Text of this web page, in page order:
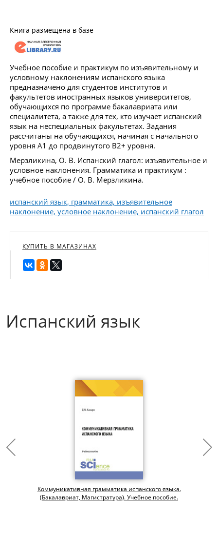
Книга размещена в базе
Учебное пособие и практикум по изъявительному и
условному наклонениям испанского языка
предназначено для студентов институтов и
факультетов иностранных языков университетов,
обучающихся по программе бакалавриата или
специалитета, а также для тех, кто изучает испанский
язык на неспециальных факультетах. Задания
рассчитаны на обучающихся, начиная с начального
уровня А1 до продвинутого В2+ уровня.
Мерзликина, О. В. Испанский глагол: изъявительное и
условное наклонения. Грамматика и практикум :
учебное пособие / О. В. Мерзликина.
испанский язык, грамматика, изъявительное
наклонение, условное наклонение, испанский глагол
КУПИТЬ В МАГАЗИНАХ
Испанский язык
Коммуникативная грамматика испанского языка.
(Бакалавриат, Магистратура). Учебное пособие.